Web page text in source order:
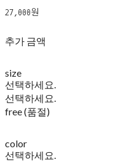
27,000원
추가 금액
size
선택하세요.
선택하세요.
free (품절)
color
선택하세요.